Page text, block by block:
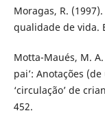
Moragas, R.
qualidade de vida.
Motta-Maués, M. A.
pai’: Anotações
‘circulação’ de
452.